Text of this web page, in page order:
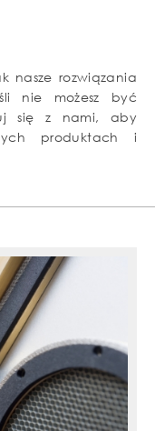
nasze rozwiązania
nie możesz być
się z nami, aby
produktach i